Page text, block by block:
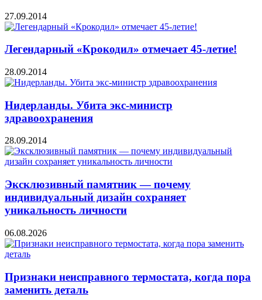
27.09.2014
Легендарный «Крокодил» отмечает 45-летие!
28.09.2014
Нидерланды. Убита экс-министр
здравоохранения
28.09.2014
Эксклюзивный памятник — почему
индивидуальный дизайн сохраняет
уникальность личности
06.08.2026
Признаки неисправного термостата, когда пора
заменить деталь